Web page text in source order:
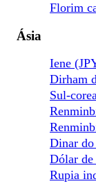
Florim
Ásia
Iene
Dirham
Sul-
Dinar
Dólar
Rupia